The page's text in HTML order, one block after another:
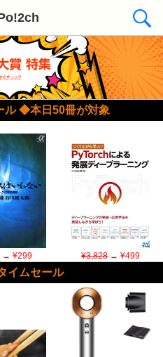
ル ◆本日50冊が対象
→ ¥299 ¥3,828→ ¥499
イムセール